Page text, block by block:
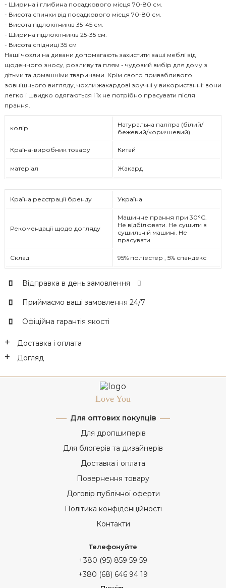
колір
Натуральна палітра (білий/
бежевий/коричневий)
Країна-виробник товару Китай
матеріал Жакард
Країна реєстрації бренду Україна
Рекомендації щодо догляду
Машинне прання при 30°C.
Не відбілювати. Не сушити в
сушильній машині. Не
прасувати.
Склад 95% поліестер , 5% спандекс
Відправка в день замовлення
Приймаємо ваші замовлення 24/7
Офіційна гарантія якості
Доставка і оплата
Догляд
- Ширина і глибина посадкового місця 70-80 см.
- Висота спинки від посадкового місця 70-80 см.
- Висота підлокітників 35-45 см.
- Ширина підлокітників 25-35 см.
- Висота спідниці 35 см
Наші чохли на дивани допомагають захистити ваші меблі від
щоденного зносу, розливу та плям - чудовий вибір для дому з
дітьми та домашніми тваринами. Крім свого привабливого
зовнішнього вигляду, чохли жакардові зручні у використанні: вони
легко і швидко одягаються і їх не потрібно прасувати після
прання.
Love You
Для оптових покупців
Для дропшиперів
Для блогерів та дизайнерів
Доставка і оплата
Повернення товару
Договір публічної оферти
Політика конфіденційності
Контакти
Телефонуйте
+380 (95) 859 59 59
+380 (68) 646 94 19